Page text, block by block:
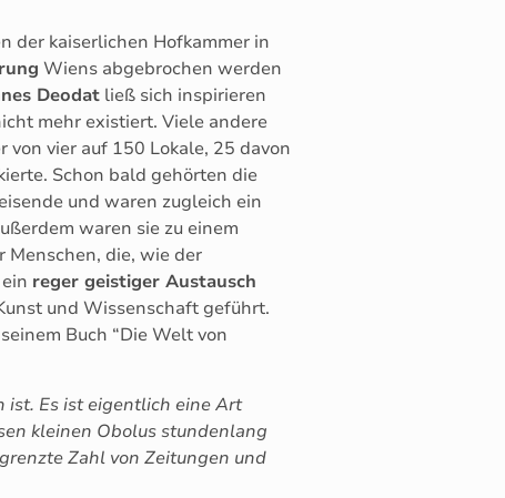
der kaiserlichen Hofkammer in
Wiens abgebrochen werden
Deodat ließ sich inspirieren
mehr existiert. Viele andere
vier auf 150 Lokale, 25 davon
Schon bald gehörten die
und waren zugleich ein
waren sie zu einem
die, wie der
reger geistiger Austausch
und Wissenschaft geführt.
Buch “Die Welt von
ist. Es ist eigentlich eine Art
kleinen Obolus stundenlang
Zahl von Zeitungen und